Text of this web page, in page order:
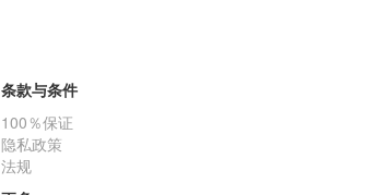
条款与条件
100％保证
隐私政策
法规